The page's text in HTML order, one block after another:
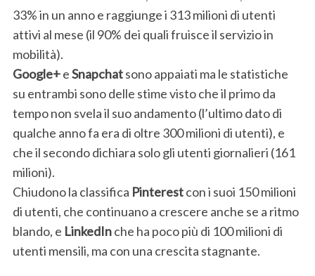
33% in un anno e raggiunge i 313 milioni di utenti
attivi al mese (il 90% dei quali fruisce il servizio in
mobilità).
Google+eSnapchatsono appaiati ma le statistiche
su entrambi sono delle stime visto che il primo da
tempo non svela il suo andamento (l’ultimo dato di
qualche anno fa era di oltre 300 milioni di utenti), e
che il secondo dichiara solo gli utenti giornalieri (161
milioni).
Chiudono la classifica Pinterestcon i suoi 150 milioni
di utenti, che continuano a crescere anche se a ritmo
blando, e LinkedInche ha poco più di 100 milioni di
utenti mensili, ma con una crescita stagnante.
S
e
c
h
f
: